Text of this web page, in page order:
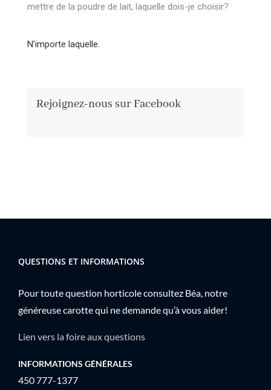
mettre de la poudre de lait, laquelle dois-je choisir?
N’importe laquelle.
Rejoignez-nous sur Facebook
QUESTIONS ET INFORMATIONS
Pour toute question horticole consultez Béa, notre
généreuse carotte qui ne demande qu’à vous aider!
Lien vers la foire aux questions
INFORMATIONS GÉNÉRALES
450 777-1377